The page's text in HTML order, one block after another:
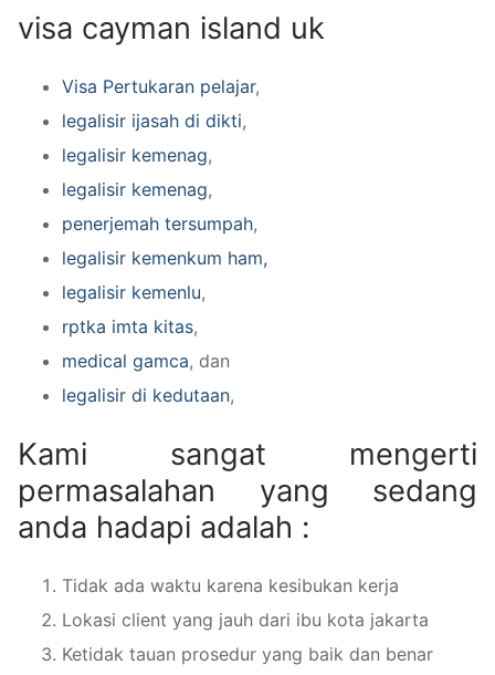
visa cayman island uk
Visa Pertukaran pelajar,
legalisir ijasah di dikti,
legalisir kemenag,
legalisir kemenag,
penerjemah tersumpah,
legalisir kemenkum ham,
legalisir kemenlu,
rptka imta kitas,
medical gamca, dan
legalisir di kedutaan,
Kami sangat mengerti
permasalahan yang sedang
anda hadapi adalah :
Tidak ada waktu karena kesibukan kerja
Lokasi client yang jauh dari ibu kota jakarta
Ketidak tauan prosedur yang baik dan benar